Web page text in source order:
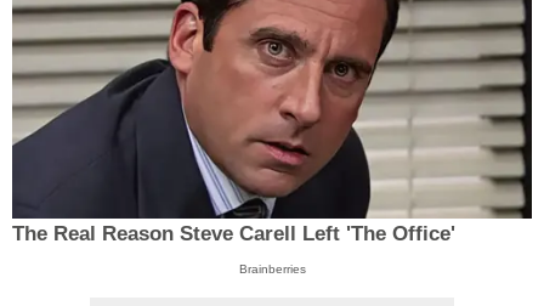
The Real Reason Steve Carell Left 'The Office'
Brainberries